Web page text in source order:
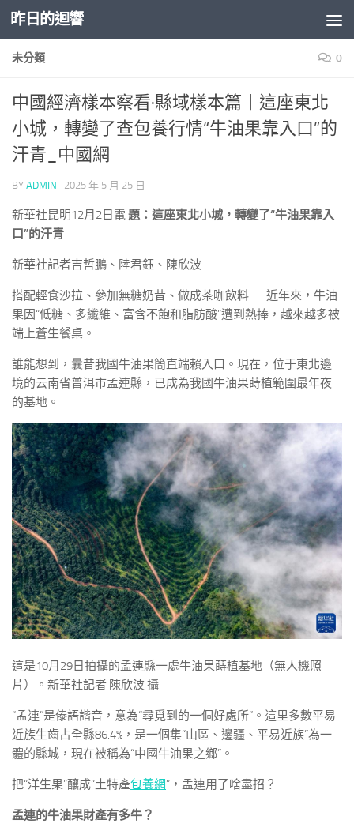
Skip to content
昨日的迴響
未分類 0
中國經濟樣本察看·縣域樣本篇丨這座東北
小城，轉變了查包養行情“牛油果靠入口”的
汗青_中國網
BY ADMIN · 2025 年 5 月 25 日
新華社昆明12月2日電題：這座東北小城，轉變了“牛油果靠入
口”的汗青
新華社記者吉哲鵬、陸君鈺、陳欣波
搭配輕食沙拉、參加無糖奶昔、做成茶咖飲料……近年來，牛油
果因“低糖、多纖維、富含不飽和脂肪酸”遭到熱捧，越來越多被
端上蒼生餐桌。
誰能想到，曩昔我國牛油果簡直端賴入口。現在，位于東北邊
境的云南省普洱市孟連縣，已成為我國牛油果蒔植範圍最年夜
的基地。
這是10月29日拍攝的孟連縣一處牛油果蒔植基地（無人機照
片）。新華社記者 陳欣波 攝
“孟連”是傣語諧音，意為“尋覓到的一個好處所”。這里多數平易
近族生齒占全縣86.4%，是一個集“山區、邊疆、平易近族”為一
體的縣城，現在被稱為“中國牛油果之鄉”。
把“洋生果”釀成“土特產包養網”，孟連用了啥盡招？
孟連的牛油果財產有多牛？